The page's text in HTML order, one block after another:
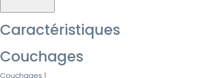
Caractéristiques
Couchages
Couchages 1